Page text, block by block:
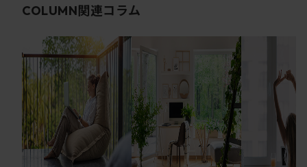
COLUMN関連コラム